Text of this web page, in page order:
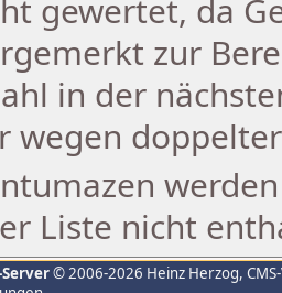
gewertet, da
zur
in der
wegen
Liste nicht
© 2006-2026 Heinz Herzog,